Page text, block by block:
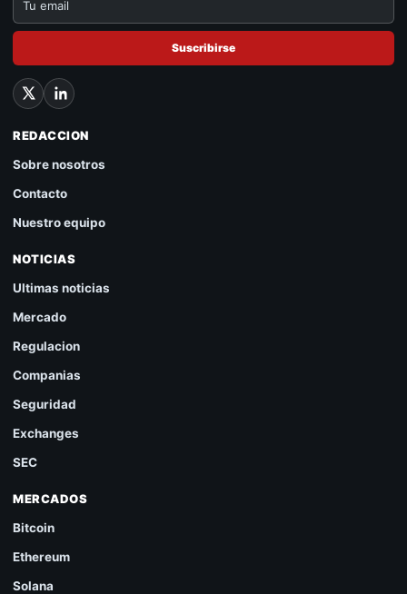
Suscribirse
REDACCION
Sobre nosotros
Contacto
Nuestro equipo
NOTICIAS
Ultimas noticias
Mercado
Regulacion
Companias
Seguridad
Exchanges
SEC
MERCADOS
Bitcoin
Ethereum
Solana